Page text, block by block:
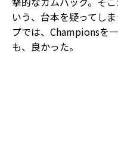
いう、台本を疑ってし
プでは、Championsを
も、良かった。